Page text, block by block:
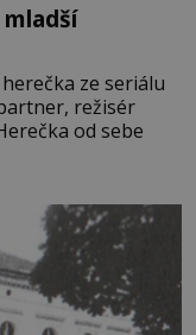
ze seriálu
režisér